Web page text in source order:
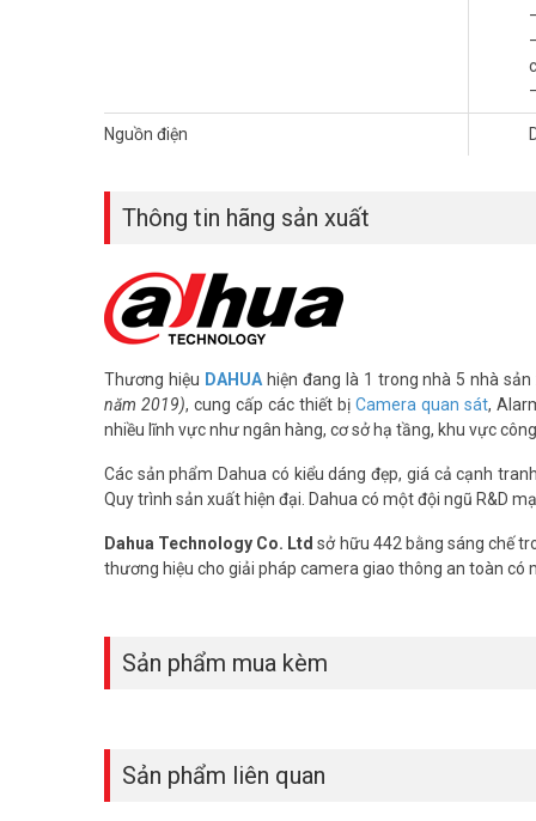
Nguồn điện
Thông tin hãng sản xuất
Thương hiệu DAHUAhiện đang là 1 trong nhà 5 nhà
năm 2019), cung cấp các thiết bị Camera quan sát,
nhiều lĩnh vực như ngân hàng, cơ sở hạ tầng, khu vực công
Các sản phẩm Dahua có kiểu dáng đẹp, giá cả cạnh
Quy trình sản xuất hiện đại. Dahua có một đội ngũ R&D
Dahua Technology Co. Ltd sở hữu 442 bằng sáng chế
thương hiệu cho giải pháp camera giao thông an toàn có
Sản phẩm mua kèm
Sản phẩm liên quan